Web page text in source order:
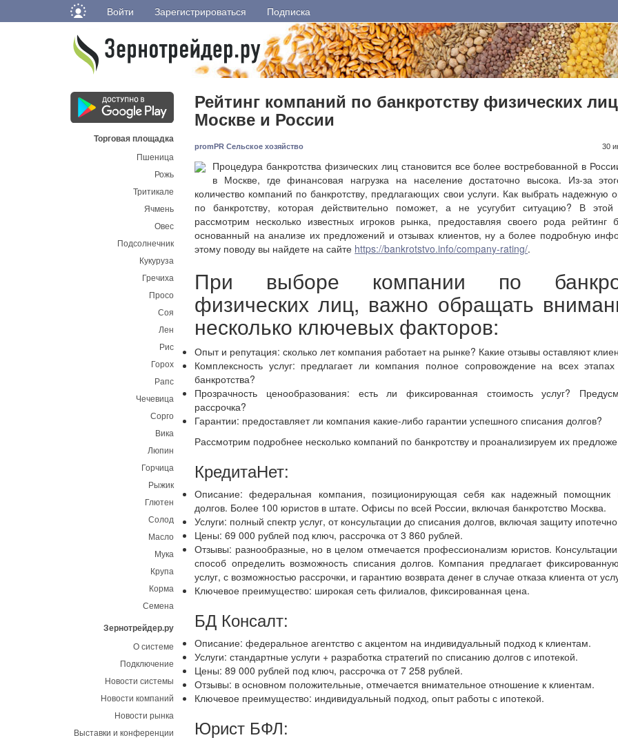
Войти Зарегистрироваться Подписка
Торговая площадка
Пшеница
Рожь
Тритикале
Ячмень
Овес
Подсолнечник
Кукуруза
Гречиха
Просо
Соя
Лен
Рис
Горох
Рапс
Чечевица
Сорго
Вика
Люпин
Горчица
Рыжик
Глютен
Солод
Масло
Мука
Крупа
Корма
Семена
Зернотрейдер.ру
О системе
Подключение
Новости системы
Новости компаний
Новости рынка
Выставки и конференции
Рейтинг компаний по банкротству физических
Москве и России
promPR Сельское хозяйство 30
Процедура банкротства физических лиц становится все более востребованной в
в Москве, где финансовая нагрузка на население достаточно высока. Из-за
количество компаний по банкротству, предлагающих свои услуги. Как выбрать надежную
по банкротству, которая действительно поможет, а не усугубит ситуацию? В
рассмотрим несколько известных игроков рынка, предоставляя своего рода рейтинг
основанный на анализе их предложений и отзывах клиентов, ну а более подробную
этому поводу вы найдете на сайте https://bankrotstvo.info/company-rating/.
При выборе компании по
физических лиц, важно обращать
несколько ключевых факторов:
Опыт и репутация: сколько лет компания работает на рынке? Какие отзывы оставляют
Комплексность услуг: предлагает ли компания полное сопровождение на всех
банкротства?
Прозрачность ценообразования: есть ли фиксированная стоимость услуг?
рассрочка?
Гарантии: предоставляет ли компания какие-либо гарантии успешного списания долгов?
Рассмотрим подробнее несколько компаний по банкротству и проанализируем их
КредитаНет:
Описание: федеральная компания, позиционирующая себя как надежный помощник
долгов. Более 100 юристов в штате. Офисы по всей России, включая банкротство Москва.
Услуги: полный спектр услуг, от консультации до списания долгов, включая защиту
Цены: 69 000 рублей под ключ, рассрочка от 3 860 рублей.
Отзывы: разнообразные, но в целом отмечается профессионализм юристов. Консультации
способ определить возможность списания долгов. Компания предлагает
услуг, с возможностью рассрочки, и гарантию возврата денег в случае отказа клиента от
Ключевое преимущество: широкая сеть филиалов, фиксированная цена.
БД Консалт:
Описание: федеральное агентство с акцентом на индивидуальный подход к клиентам.
Услуги: стандартные услуги + разработка стратегий по списанию долгов с ипотекой.
Цены: 89 000 рублей под ключ, рассрочка от 7 258 рублей.
Отзывы: в основном положительные, отмечается внимательное отношение к клиентам.
Ключевое преимущество: индивидуальный подход, опыт работы с ипотекой.
Юрист БФЛ: